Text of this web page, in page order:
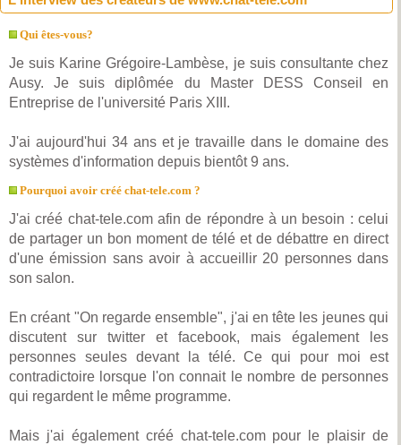
Qui êtes-vous?
Je suis Karine Grégoire-Lambèse, je suis consultante chez
Ausy. Je suis diplômée du Master DESS Conseil en
Entreprise de l'université Paris XIII.
J'ai aujourd'hui 34 ans et je travaille dans le domaine des
systèmes d'information depuis bientôt 9 ans.
Pourquoi avoir créé chat-tele.com ?
J'ai créé chat-tele.com afin de répondre à un besoin : celui
de partager un bon moment de télé et de débattre en direct
d'une émission sans avoir à accueillir 20 personnes dans
son salon.
En créant "On regarde ensemble", j'ai en tête les jeunes qui
discutent sur twitter et facebook, mais également les
personnes seules devant la télé. Ce qui pour moi est
contradictoire lorsque l'on connait le nombre de personnes
qui regardent le même programme.
Mais j'ai également créé chat-tele.com pour le plaisir de